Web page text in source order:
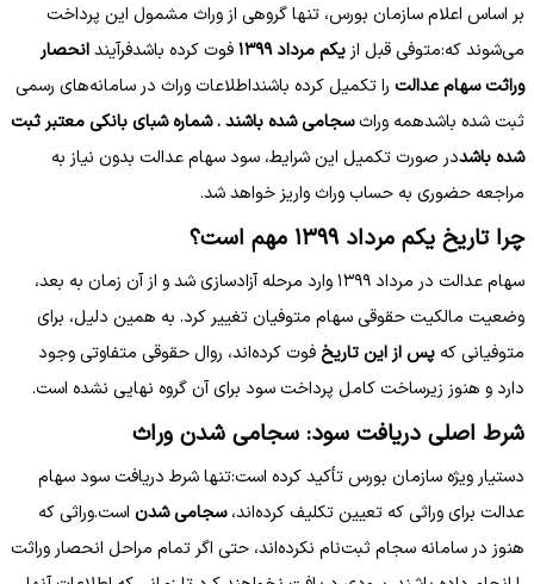
بر اساس اعلام سازمان بورس، تنها گروهی از وراث مشمول این پرداخت
می‌شوند که:متوفی قبل از یکم مرداد ۱۳۹۹ فوت کرده باشدفرآیندانحصار
وراثت سهام عدالت را تکمیل کرده باشنداطلاعات وراث در سامانه‌های رسمی
ثبت شده باشدهمه وراثسجامی شده باشند . شماره شبای بانکی معتبر ثبت
شده باشددر صورت تکمیل این شرایط، سود سهام عدالت بدون نیاز به
مراجعه حضوری به حساب وراث واریز خواهد شد.
چرا تاریخ یکم مرداد ۱۳۹۹ مهم است؟
سهام عدالت در مرداد ۱۳۹۹ وارد مرحله آزادسازی شد و از آن زمان به بعد،
وضعیت مالکیت حقوقی سهام متوفیان تغییر کرد. به همین دلیل، برای
متوفیانی که پس از این تاریخ فوت کرده‌اند، روال حقوقی متفاوتی وجود
دارد و هنوز زیرساخت کامل پرداخت سود برای آن گروه نهایی نشده است.
شرط اصلی دریافت سود: سجامی شدن وراث
دستیار ویژه سازمان بورس تأکید کرده است:تنها شرط دریافت سود سهام
عدالت برای وراثی که تعیین تکلیف کرده‌اند،سجامی شدن است.وراثی که
هنوز در سامانه سجام ثبت‌نام نکرده‌اند، حتی اگر تمام مراحل انحصار وراثت